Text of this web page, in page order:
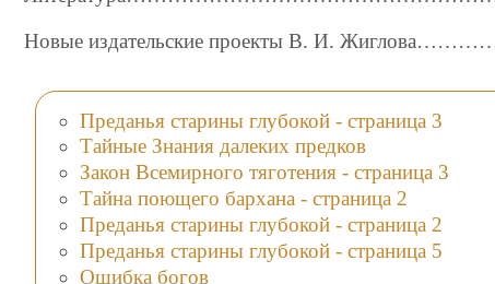
Новые издательские проекты В. И.
Преданья старины глубокой - страница 3
Тайные Знания далеких предков
Закон Всемирного тяготения - страница 3
Тайна поющего бархана - страница 2
Преданья старины глубокой - страница 2
Преданья старины глубокой - страница 5
Ошибка богов